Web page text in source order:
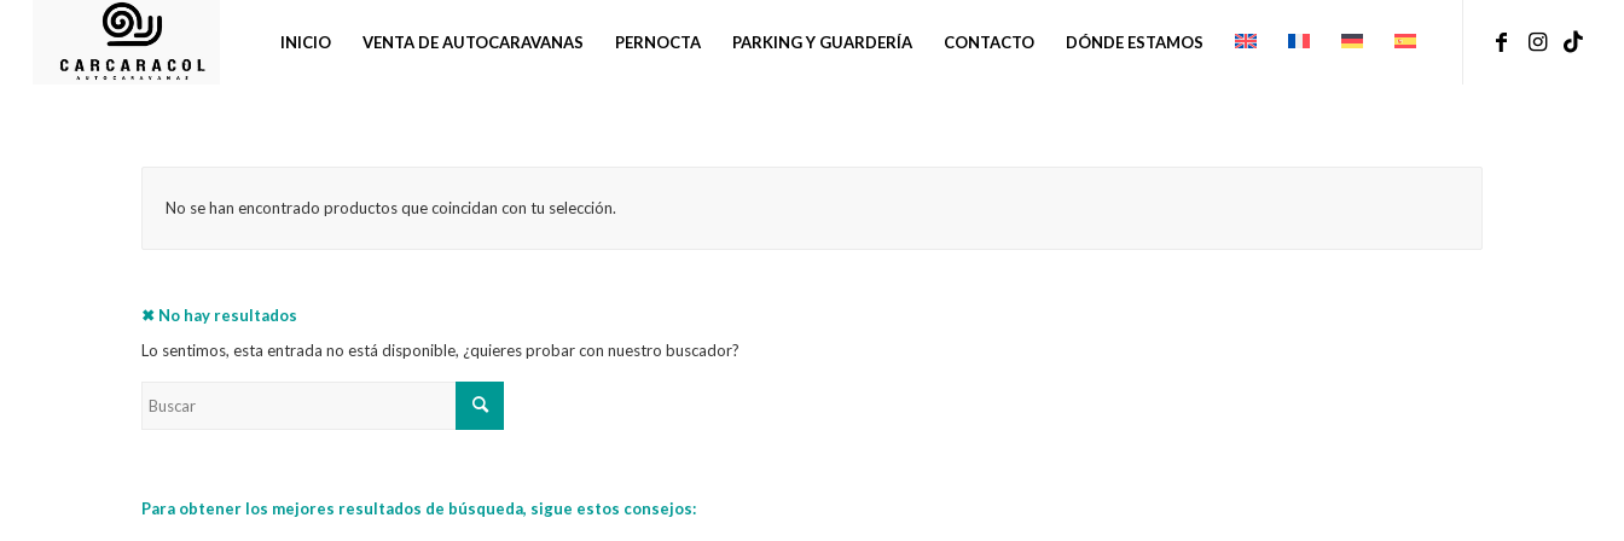
INICIO VENTA DE AUTOCARAVANAS PERNOCTA PARKING Y GUARDERÍA CONTACTO DÓNDE ESTAMOS
No se han encontrado productos que coincidan con tu selección.
✖ No hay resultados
Lo sentimos, esta entrada no está disponible, ¿quieres probar con nuestro buscador?
Para obtener los mejores resultados de búsqueda, sigue estos consejos: